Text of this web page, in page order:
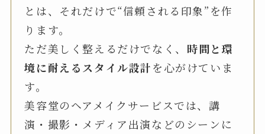
とは、それだけで“信頼される印象”を作
ります。
ただ美しく整えるだけでなく、 時間と環
境に耐えるスタイル設計を心がけていま
す。
美容堂のヘアメイクサービスでは、講
演・撮影・メディア出演などのシーンに